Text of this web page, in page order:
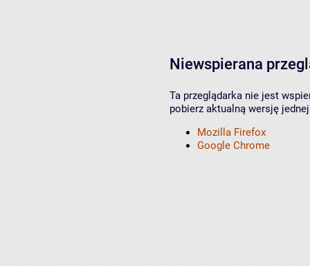
Niewspierana
Ta przeglądarka nie jest
pobierz aktualną wersję
Mozilla Firefox
Google Chrome